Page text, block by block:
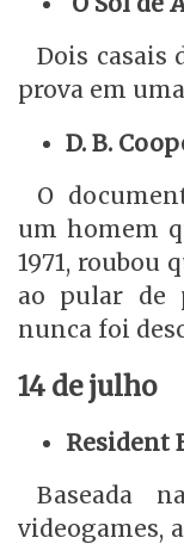
Dois casais
prova em
D. B.
O
um homem
1971, roubou
ao pular de
nunca foi
14 de julho
Resident
Baseada
videogames,